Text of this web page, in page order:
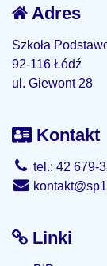
Adres
Szkoła
92-116 Łódź
ul. Giewont 28
Kontakt
tel.: 42 679-
Linki